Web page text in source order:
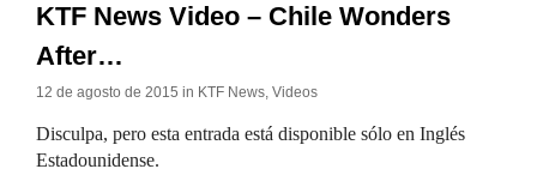
KTF News Video – Chile Wonders
After…
12 de agosto de 2015 in KTF News, Videos
Disculpa, pero esta entrada está disponible sólo en Inglés
Estadounidense.